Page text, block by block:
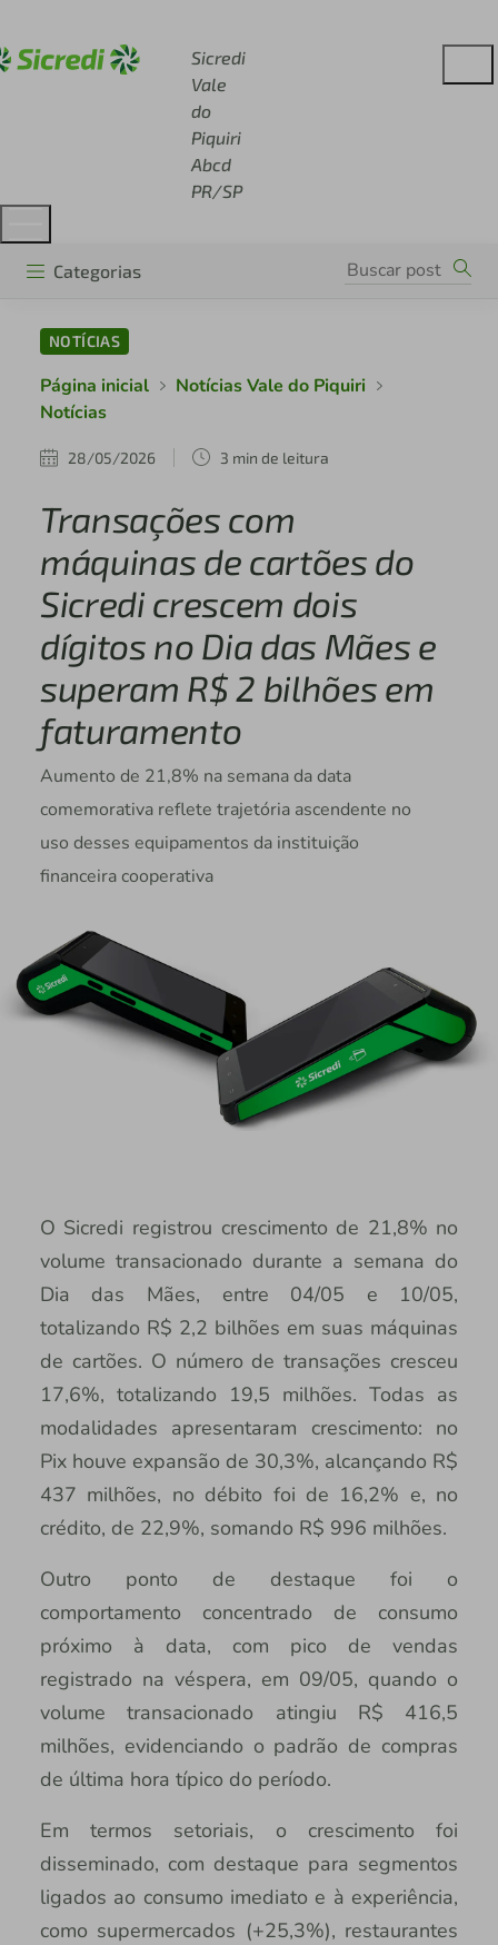
Sicredi
Vale
do
Piquiri
Abcd
PR/SP
Categorias
NOTÍCIAS
Página inicial
Notícias Vale do Piquiri
Notícias
28/05/2026 3 min de leitura
Transações com
máquinas de cartões do
Sicredi crescem dois
dígitos no Dia das Mães e
superam R$ 2 bilhões em
faturamento
Aumento de 21,8% na semana da data
comemorativa reflete trajetória ascendente no
uso desses equipamentos da instituição
financeira cooperativa
O Sicredi registrou crescimento de 21,8% no
volume transacionado durante a semana do
Dia das Mães, entre 04/05 e 10/05,
totalizando R$ 2,2 bilhões em suas máquinas
de cartões. O número de transações cresceu
17,6%, totalizando 19,5 milhões. Todas as
modalidades apresentaram crescimento: no
Pix houve expansão de 30,3%, alcançando R$
437 milhões, no débito foi de 16,2% e, no
crédito, de 22,9%, somando R$ 996 milhões.
Outro ponto de destaque foi o
comportamento concentrado de consumo
próximo à data, com pico de vendas
registrado na véspera, em 09/05, quando o
volume transacionado atingiu R$ 416,5
milhões, evidenciando o padrão de compras
de última hora típico do período.
Em termos setoriais, o crescimento foi
disseminado, com destaque para segmentos
ligados ao consumo imediato e à experiência,
como supermercados (+25,3%), restaurantes